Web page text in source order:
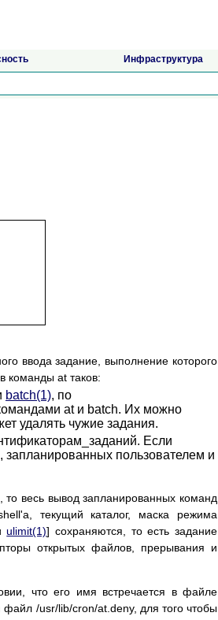
Инфраструктура
ввода задание, выполнение которого
команды at таков:
batch(1), по
at и batch. Их можно
удалять чужие задания.
Если
запланированных пользователем и
весь вывод запланированных команд
текущий каталог, маска режима
ulimit(1)] сохраняются, то есть задание
открытых файлов, прерывания и
что его имя встречается в файле
файл /usr/lib/cron/at.deny, для того чтобы